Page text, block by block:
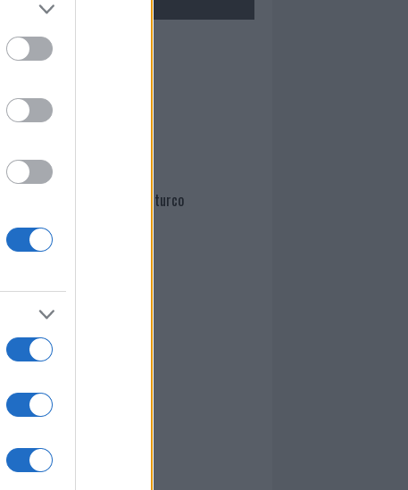
Mario Malu
Paolo Pinna
Martina Agostina Diturco
I nostri cari